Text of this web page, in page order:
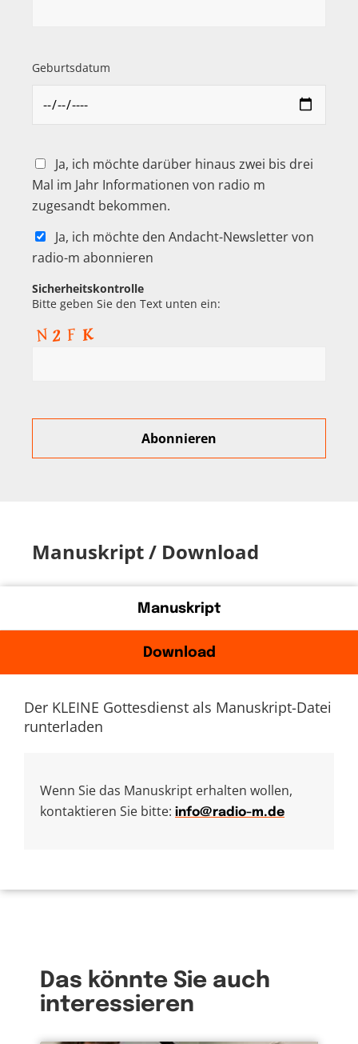
Geburtsdatum
Ja, ich möchte darüber hinaus zwei bis drei
Mal im Jahr Informationen von radio m
zugesandt bekommen.
Ja, ich möchte den Andacht-Newsletter von
radio-m abonnieren
Sicherheitskontrolle
Bitte geben Sie den Text unten ein:
Manuskript / Download
Manuskript
Download
Der KLEINE Gottesdienst als Manuskript-Datei
runterladen
Wenn Sie das Manuskript erhalten wollen,
kontaktieren Sie bitte: info@radio-m.de
Das könnte Sie auch
interessieren